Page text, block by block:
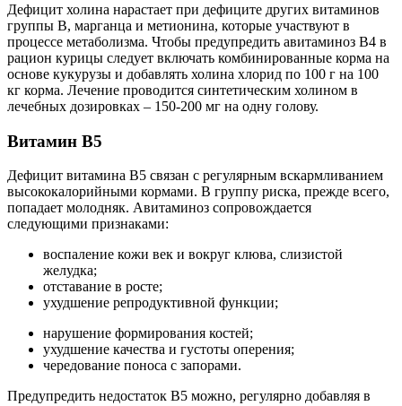
Дефицит холина нарастает при дефиците других витаминов
группы В, марганца и метионина, которые участвуют в
процессе метаболизма. Чтобы предупредить авитаминоз В4 в
рацион курицы следует включать комбинированные корма на
основе кукурузы и добавлять холина хлорид по 100 г на 100
кг корма. Лечение проводится синтетическим холином в
лечебных дозировках – 150-200 мг на одну голову.
Витамин В5
Дефицит витамина В5 связан с регулярным вскармливанием
высококалорийными кормами. В группу риска, прежде всего,
попадает молодняк. Авитаминоз сопровождается
следующими признаками:
воспаление кожи век и вокруг клюва, слизистой
желудка;
отставание в росте;
ухудшение репродуктивной функции;
нарушение формирования костей;
ухудшение качества и густоты оперения;
чередование поноса с запорами.
Предупредить недостаток В5 можно, регулярно добавляя в